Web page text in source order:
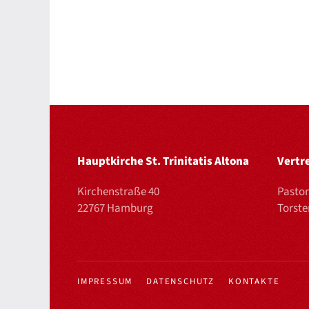
Hauptkirche St. Trinitatis Altona
Kirchenstraße 40
22767 Hamburg
Pastor
IMPRESSUM DATENSCHUTZ KONTAKTE